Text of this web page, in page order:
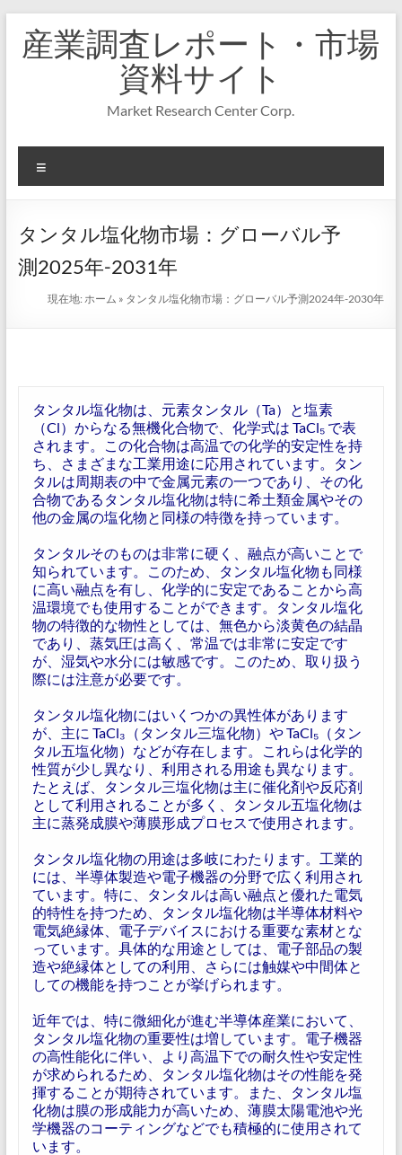
キ
プ
産業調査レポート・市場
資料サイト
Market Research Center Corp.
ニ
ー
タンタル塩化物市場：グローバル予
測2025年-2031年
現在地:ホーム » タンタル塩化物市場：グローバル予測2024年-2030年
タンタル塩化物は、元素タンタル（Ta）と塩素
（Cl）からなる無機化合物で、化学式は TaCl₅ で表
されます。この化合物は高温での化学的安定性を持
ち、さまざまな工業用途に応用されています。タン
タルは周期表の中で金属元素の一つであり、その化
合物であるタンタル塩化物は特に希土類金属やその
他の金属の塩化物と同様の特徴を持っています。
タンタルそのものは非常に硬く、融点が高いことで
知られています。このため、タンタル塩化物も同様
に高い融点を有し、化学的に安定であることから高
温環境でも使用することができます。タンタル塩化
物の特徴的な物性としては、無色から淡黄色の結晶
であり、蒸気圧は高く、常温では非常に安定です
が、湿気や水分には敏感です。このため、取り扱う
際には注意が必要です。
タンタル塩化物にはいくつかの異性体があります
が、主に TaCl₃（タンタル三塩化物）や TaCl₅（タン
タル五塩化物）などが存在します。これらは化学的
性質が少し異なり、利用される用途も異なります。
たとえば、タンタル三塩化物は主に催化剤や反応剤
として利用されることが多く、タンタル五塩化物は
主に蒸発成膜や薄膜形成プロセスで使用されます。
タンタル塩化物の用途は多岐にわたります。工業的
には、半導体製造や電子機器の分野で広く利用され
ています。特に、タンタルは高い融点と優れた電気
的特性を持つため、タンタル塩化物は半導体材料や
電気絶縁体、電子デバイスにおける重要な素材とな
っています。具体的な用途としては、電子部品の製
造や絶縁体としての利用、さらには触媒や中間体と
しての機能を持つことが挙げられます。
近年では、特に微細化が進む半導体産業において、
タンタル塩化物の重要性は増しています。電子機器
の高性能化に伴い、より高温下での耐久性や安定性
が求められるため、タンタル塩化物はその性能を発
揮することが期待されています。また、タンタル塩
化物は膜の形成能力が高いため、薄膜太陽電池や光
学機器のコーティングなどでも積極的に使用されて
います。